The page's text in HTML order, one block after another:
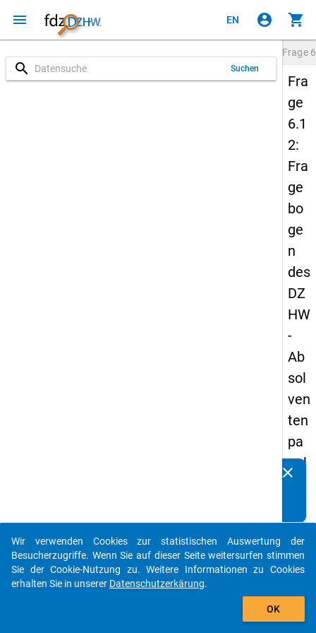
menu EN account_circle shopping_cart
search Suchen
Frage
Fra
ge
6.1
2:
Fra
ge
bo
ge
n
des
DZ
HW
-
Ab
sol
ven
ten
pa
nel
05
-
ers
clear
auto_stories
add_shopping_cart
Wir verwenden Cookies zur statistischen Auswertung der
Besucherzugriffe. Wenn Sie auf dieser Seite weitersurfen stimmen
Sie der Cookie-Nutzung zu. Weitere Informationen zu Cookies
erhalten Sie in unserer Datenschutzerkärung.
OK